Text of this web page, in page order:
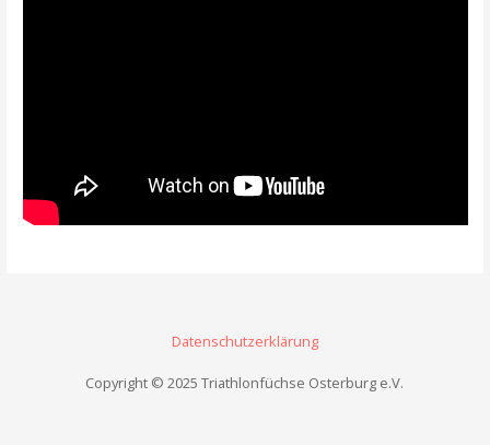
Datenschutzerklärung
Copyright © 2025 Triathlonfüchse Osterburg e.V.